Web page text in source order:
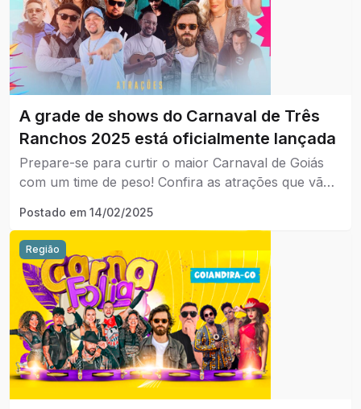
A grade de shows do Carnaval de Três
Ranchos 2025 está oficialmente lançada
Prepare-se para curtir o maior Carnaval de Goiás
com um time de peso! Confira as atrações que vão
Postado em 14/02/2025
Região